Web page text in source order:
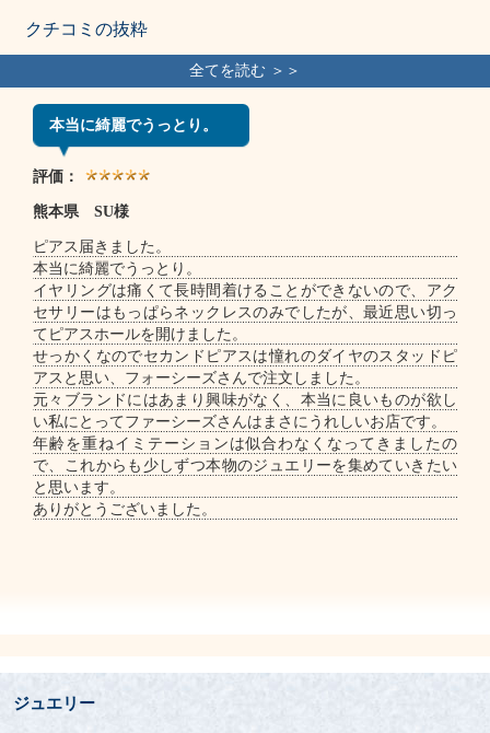
クチコミの抜粋
本当に綺麗でうっとり。
評価：
熊本県 SU様
ピアス届きました。
本当に綺麗でうっとり。
イヤリングは痛くて長時間着けることができないので、アク
セサリーはもっぱらネックレスのみでしたが、最近思い切っ
てピアスホールを開けました。
せっかくなのでセカンドピアスは憧れのダイヤのスタッドピ
アスと思い、フォーシーズさんで注文しました。
元々ブランドにはあまり興味がなく、本当に良いものが欲し
い私にとってファーシーズさんはまさにうれしいお店です。
年齢を重ねイミテーションは似合わなくなってきましたの
で、これからも少しずつ本物のジュエリーを集めていきたい
と思います。
ありがとうございました。
ジュエリー